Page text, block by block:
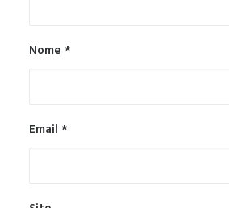
Nome *
Email *